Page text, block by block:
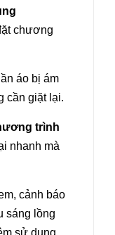
chương
áo bị ám
cần giặt lại.
trình
nhanh mà
cảnh báo
sáng lồng
sử dụng